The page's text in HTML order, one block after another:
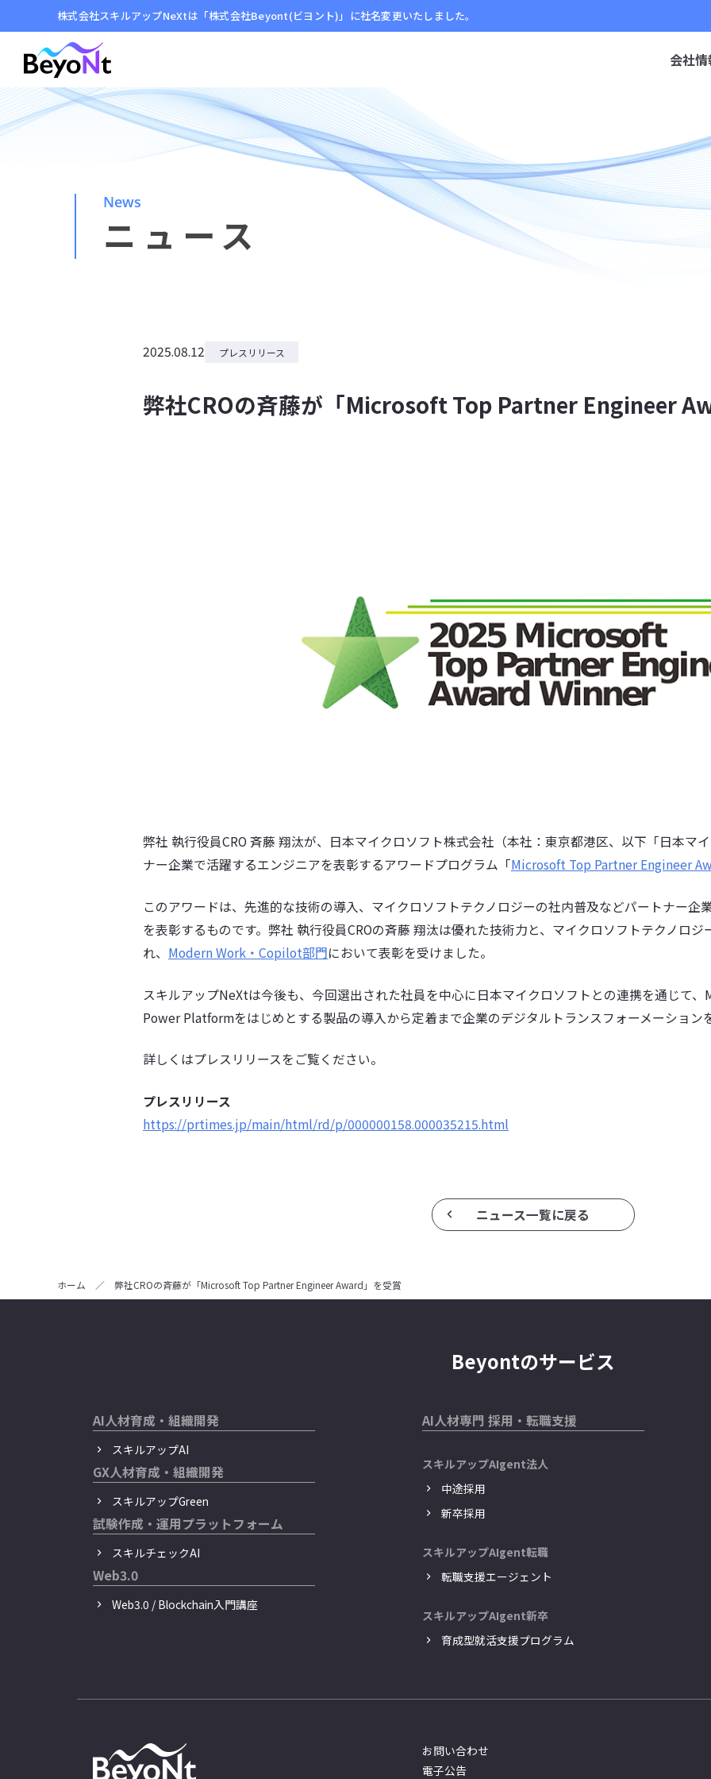
株式会社スキルアップNeXtは「株式会社Beyont(ビヨント)」に社名変更いたしました。
会社
News
ニュース
2025.08.12 プレスリリース
弊社CROの斉藤が「Microsoft Top Partner Engineer
弊社 執行役員CRO 斉藤 翔汰が、日本マイクロソフト株式会社（本社：東京都港区、以下「日本マ
ナー企業で活躍するエンジニアを表彰するアワードプログラム「Microsoft Top Partner Engineer
このアワードは、先進的な技術の導入、マイクロソフトテクノロジーの社内普及などパートナー企
を表彰するものです。弊社 執行役員CROの斉藤 翔汰は優れた技術力と、マイクロソフトテクノロ
れ、 Modern Work・Copilot部門において表彰を受けました。
スキルアップNeXtは今後も、今回選出された社員を中心に日本マイクロソフトとの連携を通じて
Power Platformをはじめとする製品の導入から定着まで企業のデジタルトランスフォーメーション
詳しくはプレスリリースをご覧ください。
プレスリリース
https://prtimes.jp/main/html/rd/p/000000158.000035215.html
ニュース一覧に戻る
ホーム ／ 弊社CROの斉藤が「Microsoft Top Partner Engineer Award」を受賞
Beyontのサービス
AI人材育成・組織開発
スキルアップAI
GX人材育成・組織開発
スキルアップGreen
試験作成・運用プラットフォーム
スキルチェックAI
Web3.0
Web3.0 / Blockchain入門講座
AI人材専門 採用・転職支援
スキルアップAIgent法人
中途採用
新卒採用
スキルアップAIgent転職
転職支援エージェント
スキルアップAIgent新卒
育成型就活支援プログラム
お問い合わせ
電子公告